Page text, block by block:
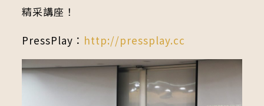
精采講座！
PressPlay： http://pressplay.cc